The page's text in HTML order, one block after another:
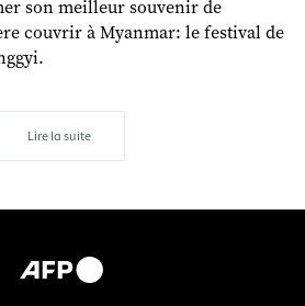
son meilleur souvenir de
couvrir à Myanmar: le festival de
Lire la suite